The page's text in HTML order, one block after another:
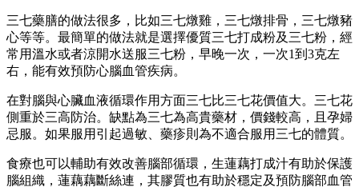
三七藥膳的做法很多，比如三七燉雞，三七燉排骨，三七燉豬
心等等。最簡單的做法就是選擇優質三七打成粉及三七粉，經
常用溫水或者涼開水送服三七粉，早晚一次，一次1到3克左
右，能有效預防心腦血管疾病。
在對腦與心臟血液循環作用方面三七比三七花價值大。三七花
側重於三高防治。缺點為三七為高貴藥材，價錢較高，且孕婦
忌服。如果服用引起過敏、藥疹則為不適合服用三七的體質。
食療也可以輔助有效改善腦部循環，生蓮藕打成汁有助於保護
腦組織，蓮藕藕斷絲連，其膠質也有助於穩定及預防腦部血管